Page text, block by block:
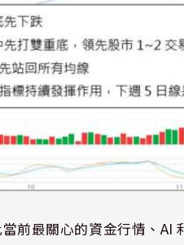
前最關心的資金行情、AI